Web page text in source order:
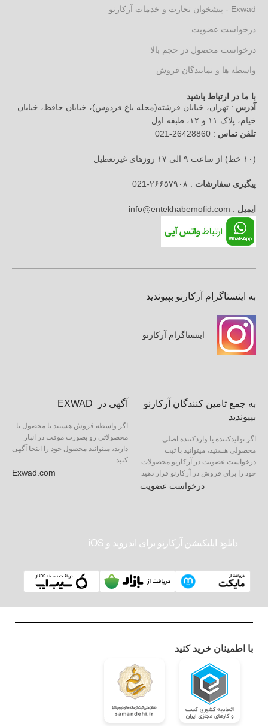
Exwad - پیشخوان تجارت و خدمات آرکارنو
درخواست عضویت
درخواست محصول در حجم بالا
واسطه ها و نمایندگان فروش
با ما در ارتباط باشید
آدرس : تهران، خیابان فرشته(محله باغ فردوس)، خیابان حافظ، خیابان
خیام، پلاک ۱۱ و ۱۲، طبقه اول
تلفن تماس : 26428860-021
(۱۰ خط) از ساعت ۹ الی ۱۷ روزهای غیرتعطیل
پیگیری سفارشات : ۲۶۶۵۷۹۰۸-021
ایمیل : info@entekhabemofid.com
به اینستاگرام آرکارنو بپیوندید
اینستاگرام آرکارنو
به جمع تامین کنندگان آرکارنو
بپیوندید
اگر تولیدکننده یا واردکننده اصلی
محصولی هستید، میتوانید با ثبت
درخواست عضویت در آرکارنو محصولات
خود را برای فروش در آرکارنو قرار دهید
درخواست عضویت
آگهی در EXWAD
اگر واسطه فروش هستید یا محصول یا
محصولاتی رو بصورت موقت در انبار
دارید، میتوانید محصول خود را اینجا آگهی
کنید
Exwad.com
دانلود اپلیکیشن آرکارنو برای اندروید و iOS
با اطمینان خرید کنید